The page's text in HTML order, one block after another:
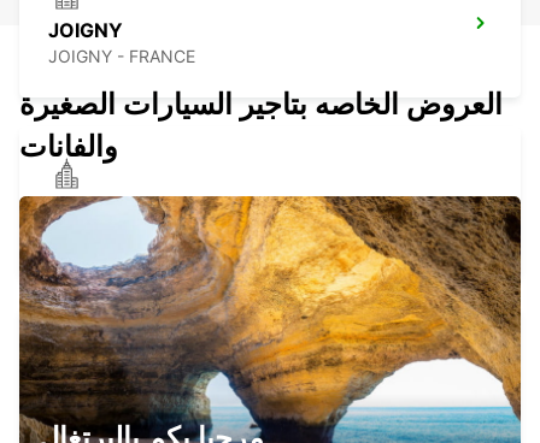
JOIGNY
JOIGNY - FRANCE
AUXERRE
AUXERRE - FRANCE
CHALONS-EN-CHAMPAGNE RAILWAY
STATION - SERVICE POINT
العروض الخاصه بتاجير السيارات الصغيرة
والفانات